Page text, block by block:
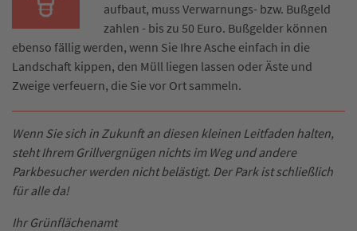
aufbaut, muss Verwarnungs- bzw. Bußgeld
zahlen - bis zu 50 Euro. Bußgelder können
ebenso fällig werden, wenn Sie Ihre Asche einfach in die
Landschaft kippen, den Müll liegen lassen oder Äste und
Zweige verfeuern, die Sie vor Ort sammeln.
Wenn Sie sich in Zukunft an diesen kleinen Leitfaden halten,
steht Ihrem Grillvergnügen nichts im Weg und andere
Parkbesucher werden nicht belästigt. Der Park ist schließlich
für alle da!
Ihr Grünflächenamt